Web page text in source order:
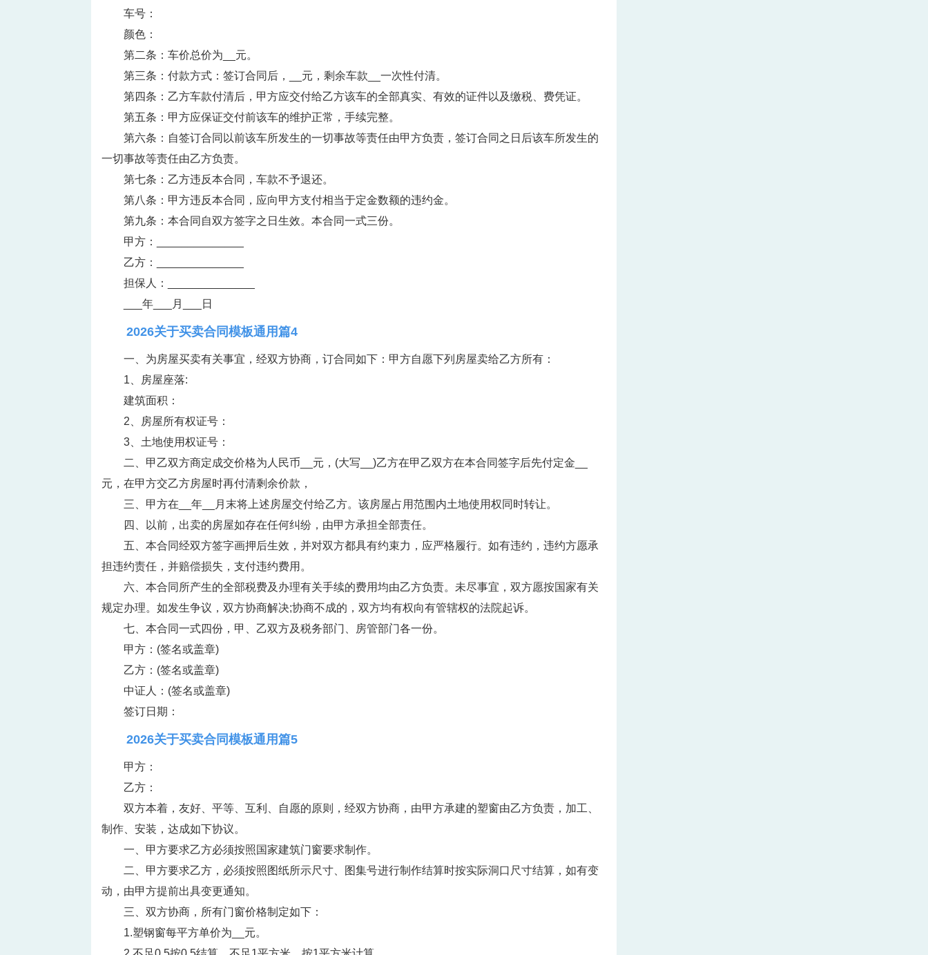
车号：
颜色：
第二条：车价总价为__元。
第三条：付款方式：签订合同后，__元，剩余车款__一次性付清。
第四条：乙方车款付清后，甲方应交付给乙方该车的全部真实、有效的证件以及缴税、费凭证。
第五条：甲方应保证交付前该车的维护正常，手续完整。
第六条：自签订合同以前该车所发生的一切事故等责任由甲方负责，签订合同之日后该车所发生的
一切事故等责任由乙方负责。
第七条：乙方违反本合同，车款不予退还。
第八条：甲方违反本合同，应向甲方支付相当于定金数额的违约金。
第九条：本合同自双方签字之日生效。本合同一式三份。
甲方：______________
乙方：______________
担保人：______________
___年___月___日
2026关于买卖合同模板通用篇4
一、为房屋买卖有关事宜，经双方协商，订合同如下：甲方自愿下列房屋卖给乙方所有：
1、房屋座落:
建筑面积：
2、房屋所有权证号：
3、土地使用权证号：
二、甲乙双方商定成交价格为人民币__元，(大写__)乙方在甲乙双方在本合同签字后先付定金__
元，在甲方交乙方房屋时再付清剩余价款，
三、甲方在__年__月末将上述房屋交付给乙方。该房屋占用范围内土地使用权同时转让。
四、以前，出卖的房屋如存在任何纠纷，由甲方承担全部责任。
五、本合同经双方签字画押后生效，并对双方都具有约束力，应严格履行。如有违约，违约方愿承
担违约责任，并赔偿损失，支付违约费用。
六、本合同所产生的全部税费及办理有关手续的费用均由乙方负责。未尽事宜，双方愿按国家有关
规定办理。如发生争议，双方协商解决;协商不成的，双方均有权向有管辖权的法院起诉。
七、本合同一式四份，甲、乙双方及税务部门、房管部门各一份。
甲方：(签名或盖章)
乙方：(签名或盖章)
中证人：(签名或盖章)
签订日期：
2026关于买卖合同模板通用篇5
甲方：
乙方：
双方本着，友好、平等、互利、自愿的原则，经双方协商，由甲方承建的塑窗由乙方负责，加工、
制作、安装，达成如下协议。
一、甲方要求乙方必须按照国家建筑门窗要求制作。
二、甲方要求乙方，必须按照图纸所示尺寸、图集号进行制作结算时按实际洞口尺寸结算，如有变
动，由甲方提前出具变更通知。
三、双方协商，所有门窗价格制定如下：
1.塑钢窗每平方单价为__元。